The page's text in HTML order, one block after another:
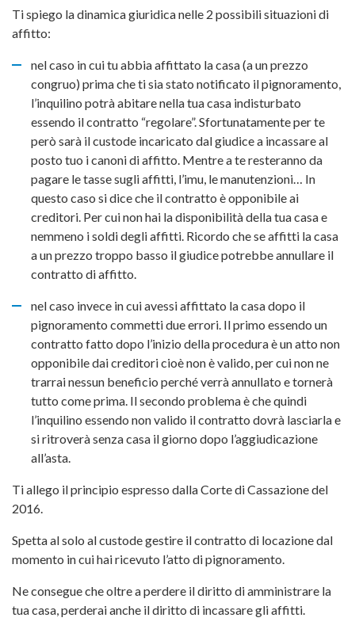
Ti spiego la dinamica giuridica nelle 2 possibili situazioni di
affitto:
nel caso in cui tu abbia affittato la casa (a un prezzo
congruo) prima che ti sia stato notificato il pignoramento,
l’inquilino potrà abitare nella tua casa indisturbato
essendo il contratto “regolare”. Sfortunatamente per te
però sarà il custode incaricato dal giudice a incassare al
posto tuo i canoni di affitto. Mentre a te resteranno da
pagare le tasse sugli affitti, l’imu, le manutenzioni… In
questo caso si dice che il contratto è opponibile ai
creditori. Per cui non hai la disponibilità della tua casa e
nemmeno i soldi degli affitti. Ricordo che se affitti la casa
a un prezzo troppo basso il giudice potrebbe annullare il
contratto di affitto.
nel caso invece in cui avessi affittato la casa dopo il
pignoramento commetti due errori. Il primo essendo un
contratto fatto dopo l’inizio della procedura è un atto non
opponibile dai creditori cioè non è valido, per cui non ne
trarrai nessun beneficio perché verrà annullato e tornerà
tutto come prima. Il secondo problema è che quindi
l’inquilino essendo non valido il contratto dovrà lasciarla e
si ritroverà senza casa il giorno dopo l’aggiudicazione
all’asta.
Ti allego il principio espresso dalla Corte di Cassazione del
2016.
Spetta al solo al custode gestire il contratto di locazione dal
momento in cui hai ricevuto l’atto di pignoramento.
Ne consegue che oltre a perdere il diritto di amministrare la
tua casa, perderai anche il diritto di incassare gli affitti.